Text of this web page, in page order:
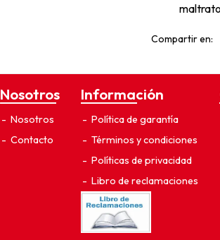
Compartir en:
Nosotros
Nosotros
Contacto
Información
Política de garantía
Términos y condiciones
Políticas de privacidad
Libro de reclamaciones